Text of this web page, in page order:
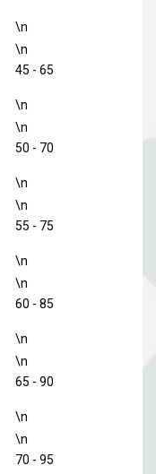
\n
\n
45 - 65
\n
\n
50 - 70
\n
\n
55 - 75
\n
\n
60 - 85
\n
\n
65 - 90
\n
\n
70 - 95